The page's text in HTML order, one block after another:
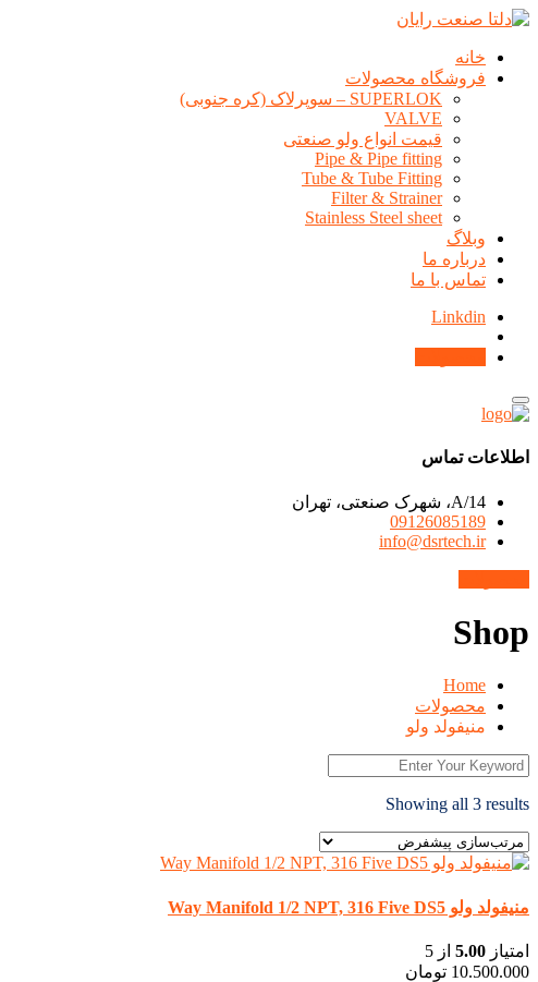
خانه
فروشگاه محصولات
SUPERLOK – سوپرلاک (کره جنوبی)
VALVE
قیمت انواع ولو صنعتی
Pipe & Pipe fitting
Tube & Tube Fitting
Filter & Strainer
Stainless Steel sheet
وبلاگ
درباره ما
تماس با ما
Linkdin
اطلاعات تماس
14/A، شهرک صنعتی، تهران
09126085189
info@dsrtech.ir
Shop
Home
محصولات
منیفولد ولو
Showing all 3 results
منیفولد ولو Way Manifold 1/2 NPT, 316 Five DS5
امتیاز 5.00 از 5
10.500.000 تومان